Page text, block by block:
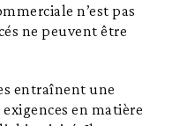
n’est pas
ne peuvent être
entraînent une
en matière